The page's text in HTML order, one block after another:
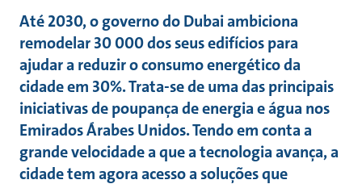
Até 2030, o governo do Dubai ambiciona
remodelar 30 000 dos seus edifícios para
ajudar a reduzir o consumo energético da
cidade em 30%. Trata-se de uma das principais
iniciativas de poupança de energia e água nos
Emirados Árabes Unidos. Tendo em conta a
grande velocidade a que a tecnologia avança, a
cidade tem agora acesso a soluções que